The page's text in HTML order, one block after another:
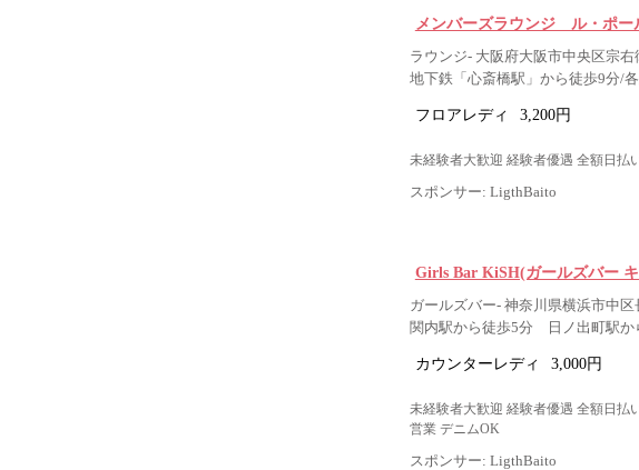
メンバーズラウンジ ル・ポー
ラウンジ- 大阪府大阪市中央区宗
地下鉄「心斎橋駅」から徒歩9分/
フロアレディ 3,200円
未経験者大歓迎 経験者優遇 全額日払
スポンサー: LigthBaito
Girls Bar KiSH(ガールズバー
ガールズバー- 神奈川県横浜市中区
関内駅から徒歩5分 日ノ出町駅か
カウンターレディ 3,000円
未経験者大歓迎 経験者優遇 全額日払
営業 デニムOK
スポンサー: LigthBaito